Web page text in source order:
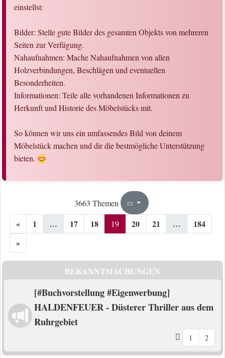
einstellst:
Bilder: Stelle gute Bilder des gesamten Objekts von mehreren
Seiten zur Verfügung.
Nahaufnahmen: Mache Nahaufnahmen von allen
Holzverbindungen, Beschlägen und eventuellen
Besonderheiten.
Informationen: Teile alle vorhandenen Informationen zu
Herkunft und Historie des Möbelstücks mit.
So können wir uns ein umfassendes Bild von deinem
Möbelstück machen und dir die bestmögliche Unterstützung
bieten.
3663 Themen Seite19
« 1 … 17 18 19 20 21 …
184
»
BEKANNTMACHUNGEN
[#Buchvorstellung #Eigenwerbung]
HALDENFEUER - Düsterer Thriller aus dem
Ruhrgebiet
1 2